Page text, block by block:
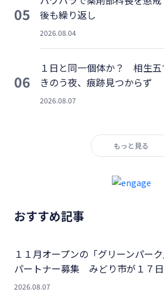
05
後も繰り返し
2026.08.04
06
１日と同一個体か？ 相生
きのう夜、痕跡見つからず
2026.08.07
もっと見る
おすすめ記事
１１月オープンの「グリーンパー
パートナー募集 みどり市が１７
2026.08.07